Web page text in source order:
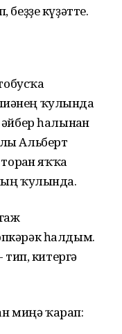
күҙәтте.
ҡулында
һалынған
Альберт
яҡҡа
ҡулында.
һалдым.
китергә
миңә ҡарап: